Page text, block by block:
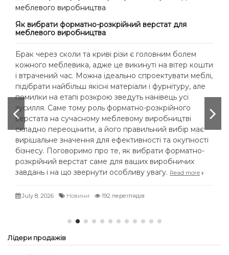
Як вибрати форматно-розкрійний верстат для
меблевого виробництва
Брак через сколи та криві різи є головним болем
кожного меблевика, адже це викинуті на вітер кошти
і втрачений час. Можна ідеально спроектувати меблі,
підібрати найбільш якісні матеріали і фурнітуру, але
помилки на етапі розкрою зведуть нанівець усі
зусилля. Саме тому роль форматно-розкрійного
верстата на сучасному меблевому виробництві
складно переоцінити, а його правильний вибір має
вирішальне значення для ефективності та окупності
бізнесу. Поговоримо про те, як вибрати форматно-
розкрійний верстат саме для ваших виробничих
завдань і на що звернути особливу увагу. Read more
July 8, 2026 Новини 192 переглядів
Лідери продажів